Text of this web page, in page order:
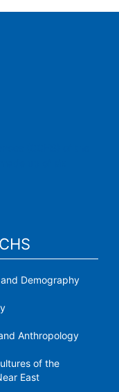
Demography
Anthropology
of the
East